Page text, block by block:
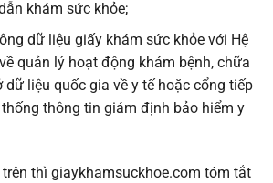
khám sức khỏe;
dữ liệu giấy khám sức khỏe với Hệ
quản lý hoạt động khám bệnh, chữa
dữ liệu quốc gia về y tế hoặc cổng tiếp
thông tin giám định bảo hiểm y
thì giaykhamsuckhoe.com tóm tắt